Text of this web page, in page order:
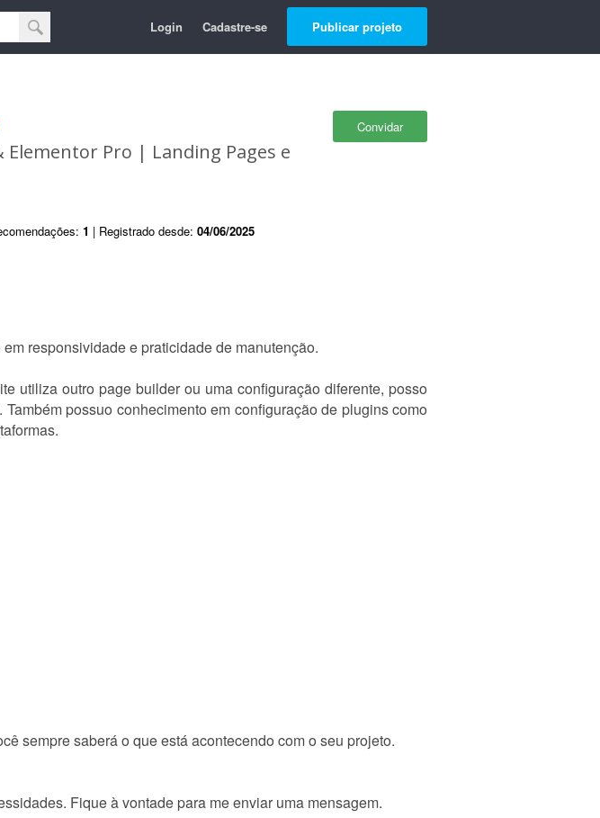
Login Cadastre-se Publicar projeto
Convidar
Elementor Pro | Landing Pages e
1 | Registrado desde: 04/06/2025
responsividade e praticidade de manutenção.
utiliza outro page builder ou uma configuração diferente, posso
possuo conhecimento em configuração de plugins como
sempre saberá o que está acontecendo com o seu projeto.
Fique à vontade para me enviar uma mensagem.